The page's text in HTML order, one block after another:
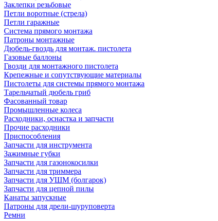
Заклепки резьбовые
Петли воротные (стрела)
Петли гаражные
Система прямого монтажа
Патроны монтажные
Дюбель-гвоздь для монтаж. пистолета
Газовые баллоны
Гвозди для монтажного пистолета
Крепежные и сопутствующие материалы
Пистолеты для системы прямого монтажа
Тарельчатый дюбель гриб
Фасованный товар
Промышленные колеса
Расходники, оснастка и запчасти
Прочие расходники
Приспособления
Запчасти для инструмента
Зажимные губки
Запчасти для газонокосилки
Запчасти для триммера
Запчасти для УШМ (болгарок)
Запчасти для цепной пилы
Канаты запускные
Патроны для дрели-шуруповерта
Ремни